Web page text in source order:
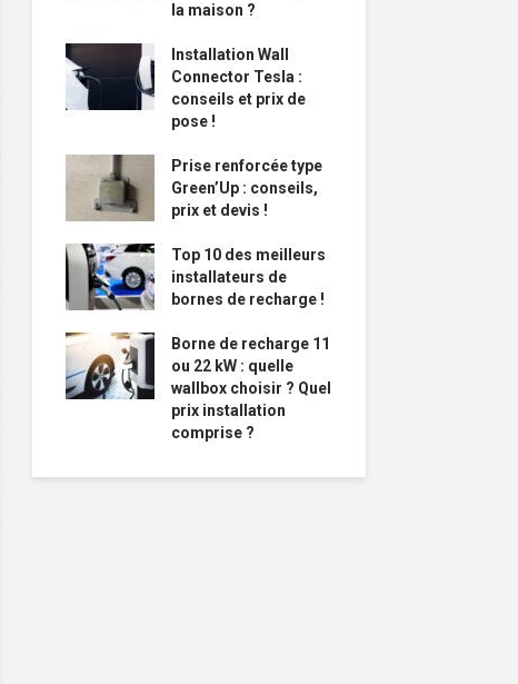
la maison ?
Installation Wall
Connector Tesla :
conseils et prix de
pose !
Prise renforcée type
Green’Up : conseils,
prix et devis !
Top 10 des meilleurs
installateurs de
bornes de recharge !
Borne de recharge 11
ou 22 kW : quelle
wallbox choisir ? Quel
prix installation
comprise ?